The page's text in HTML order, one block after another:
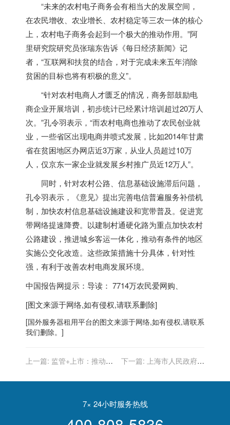
“未来的农村电子商务会有相当大的发展空间，
在农民增收、农业增长、农村稳定等三农一体的核心
上，农村电子商务会起到一个极大的推动作用。”阿
里研究院研究员张瑞东告诉《每日经济新闻》记
者，“互联网和扶贫的结合，对于完成未来五年消除
贫困的目标也将有积极的意义”。
“针对农村电商人才匮乏的情况，商务部鼓励电
商企业开展培训，初步统计已经累计培训超过20万人
次。”孔令羽表示，“而农村电商也推动了农民创业就
业，一些省区出现电商井喷式发展，比如2014年甘肃
省在贫困地区办网店近3万家，从业人员超过10万
人，仅京东一家企业就发展乡村推广员近12万人”。
同时，针对农村公路、信息基础设施滞后问题，
孔令羽表示，《意见》提出完善电信普遍服务补偿机
制，加快农村信息基础设施建设和宽带普及。促进宽
带网络提速降费。以建制村通硬化路为重点加快农村
公路建设，推进城乡客运一体化，推动有条件的地区
实施公交化改造。这些政策措施十分具体，针对性
强，有利于改善农村电商发展环境。
中国报告网提示：导读： 7714万农民爱网购、
[图文来源于网络,如有侵权,请联系删除]
[国外服务器租用平台的图文来源于网络,如有侵权,请联系
我们删除。]
上一篇: 监管+上市：推动
剑”
下一篇: 上海市人民政府办
互联网创新发展应用三年行
7× 24小时服务热线